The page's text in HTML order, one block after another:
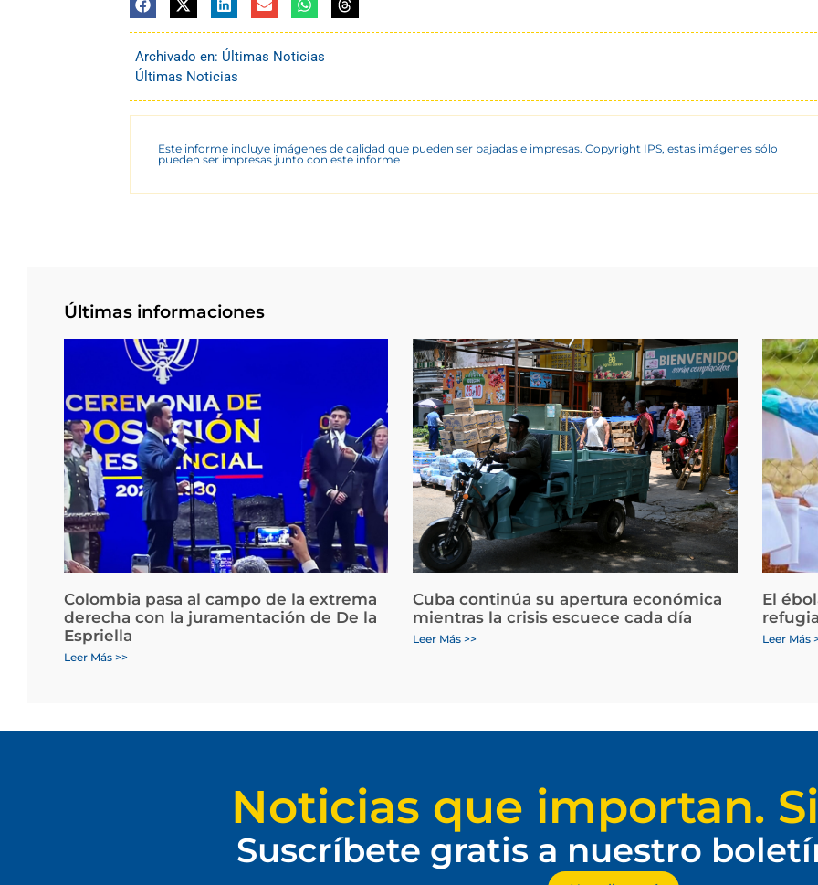
Archivado en: Últimas Noticias
Últimas Noticias
Este informe incluye imágenes de calidad que pueden ser bajadas e impresas. Copyright IPS, estas imágenes sólo
pueden ser impresas junto con este informe
Últimas informaciones
Colombia pasa al campo de la extrema
derecha con la juramentación de De la
Espriella
Leer Más >>
Cuba continúa su apertura económica
mientras la crisis escuece cada día
Leer Más >>
El
Leer Más
Noticias que importan.
Suscríbete gratis a nuestro